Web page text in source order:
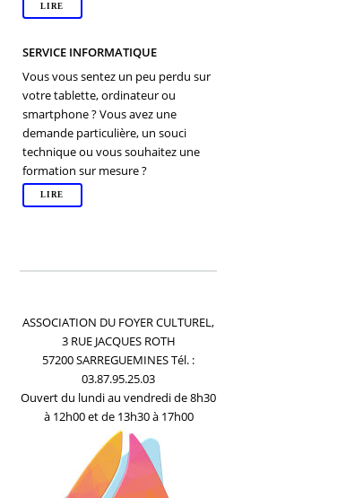
LIRE
SERVICE INFORMATIQUE
Vous vous sentez un peu perdu sur
votre tablette, ordinateur ou
smartphone ? Vous avez une
demande particulière, un souci
technique ou vous souhaitez une
formation sur mesure ?
LIRE
ASSOCIATION DU FOYER CULTUREL,
3 RUE JACQUES ROTH
57200 SARREGUEMINES Tél. :
03.87.95.25.03
Ouvert du lundi au vendredi de 8h30
à 12h00 et de 13h30 à 17h00